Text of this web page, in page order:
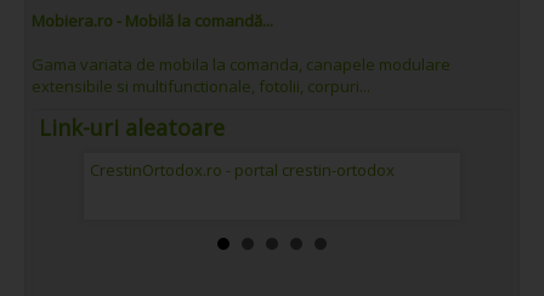
Mobiera.ro - Mobilă la comandă...
Gama variata de mobila la comanda, canapele modulare
extensibile si multifunctionale, fotolii, corpuri...
Link-uri aleatoare
CrestinOrtodox.ro - portal crestin-ortodox